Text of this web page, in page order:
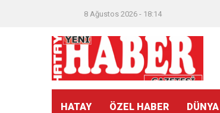
8 Ağustos 2026 - 18:14
HATAY ÖZEL HABER DÜNYA
21:40